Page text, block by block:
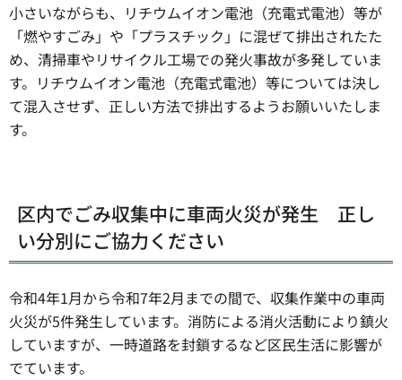
小さいながらも、リチウムイオン電池（充電式電池）等が
「燃やすごみ」や「プラスチック」に混ぜて排出されたた
め、清掃車やリサイクル工場での発火事故が多発していま
す。リチウムイオン電池（充電式電池）等については決し
て混入させず、正しい方法で排出するようお願いいたしま
す。
区内でごみ収集中に車両火災が発生 正し
い分別にご協力ください
令和4年1月から令和7年2月までの間で、収集作業中の車両
火災が5件発生しています。消防による消火活動により鎮火
していますが、一時道路を封鎖するなど区民生活に影響が
でています。